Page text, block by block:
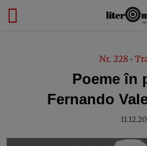
Nr. 228 •
Poeme în
Fernando